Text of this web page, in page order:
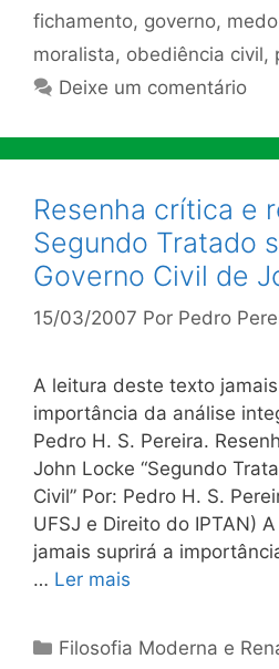
fichamento, governo,
moralista, obediência civil,
Deixe um comentário
Resenha crítica e
Segundo Tratado
Governo Civil de
15/03/2007 Por Pedro
A leitura deste texto
importância da análise
Pedro H. S. Pereira.
John Locke “Segundo
Civil” Por: Pedro H. S.
UFSJ e Direito do IPTAN)
jamais suprirá a
… Ler mais
Categorias
Filosofia Moderna e